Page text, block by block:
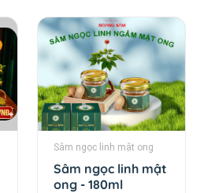
Sâm ngọc linh mật ong
Sâm ngọc linh mật
ong - 180ml